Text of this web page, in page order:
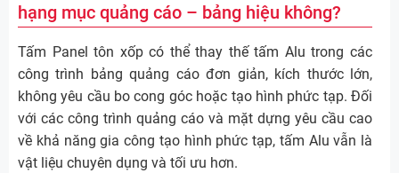
hạng mục quảng cáo – bảng hiệu không?
Tấm Panel tôn xốp có thể thay thế tấm Alu trong các
công trình bảng quảng cáo đơn giản, kích thước lớn,
không yêu cầu bo cong góc hoặc tạo hình phức tạp. Đối
với các công trình quảng cáo và mặt dựng yêu cầu cao
về khả năng gia công tạo hình phức tạp, tấm Alu vẫn là
vật liệu chuyên dụng và tối ưu hơn.